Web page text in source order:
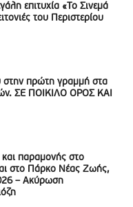
επιτυχία «Το Σινεμά
του Περιστερίου
στην πρώτη γραμμή στα
ΣΕ ΠΟΙΚΙΛΟ ΟΡΟΣ ΚΑΙ
παραμονής στο
στο Πάρκο Νέας Ζωής,
– Ακύρωση